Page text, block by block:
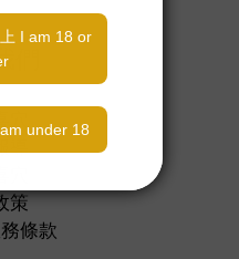
們
導
策
條款